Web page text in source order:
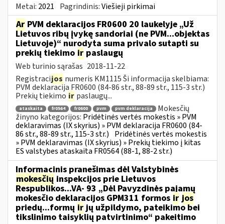
Metai: 2021 Pagrindinis:Viešieji pirkimai
Ar PVM deklaracijos FR0600 20 laukelyje „Už
Lietuvos ribų įvykę sandoriai (ne PVM...objektas
Lietuvoje)“ nurodyta suma privalo sutapti su
prekių tiekimo ir paslaugų
Web turinio sąrašas 2018-11-22
Registracijos numeris KM1115 Ši informacija skelbiama:
PVM deklaracija FR0600 (84-86 str., 88-89 str., 115-3 str.)
Prekių tiekimo ir paslaugų...
ataskaita fr0564 fr0600 pvm pvm deklaracija
Mokesčių
žinyno kategorijos: Pridėtinės vertės mokestis » PVM
deklaravimas (IX skyrius) » PVM deklaracija FR0600 (84-
86 str., 88-89 str., 115-3 str.) Pridėtinės vertės mokestis
» PVM deklaravimas (IX skyrius) » Prekių tiekimo į kitas
ES valstybes ataskaita FR0564 (88-1, 88-2 str.)
Informacinis pranešimas dėl Valstybinės
mokesčių inspekcijos prie Lietuvos
Respublikos...VA- 93 „Dėl Pavyzdinės pajamų
mokesčio deklaracijos GPM311 formos ir jos
priedų...formų irjų užpildymo, pateikimo bei
tikslinimo taisyklių patvirtinimo“ pakeitimo